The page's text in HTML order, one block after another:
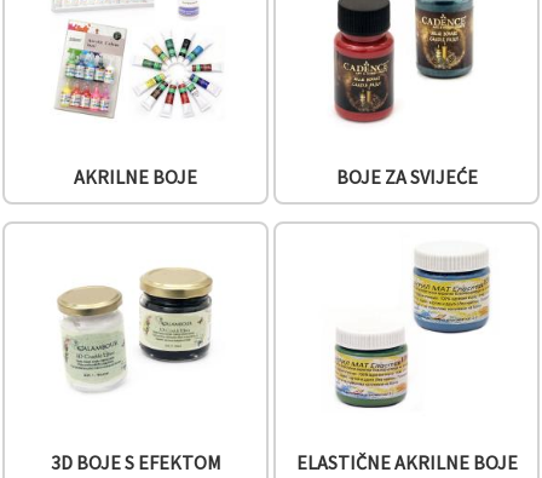
uključujući
uz pomoć
partnera za
analitiku i
marketing.
svih
kolačića
naznačiti
preferencije
Postavkama
kolačića i
AKRILNE BOJE BOJE ZA SVIJEĆE
3D BOJE S EFEKTOM
ELASTIČNE AKRILNE BOJE